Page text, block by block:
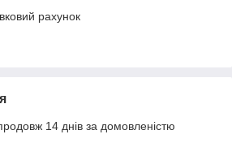
рахунок
14 днів за домовленістю